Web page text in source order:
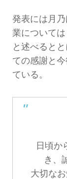
発表には月
業については
と述べると
ての感謝と
ている。
日頃か
き、
大切な